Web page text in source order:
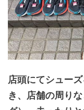
店頭にてシュー
き、店舗の周り